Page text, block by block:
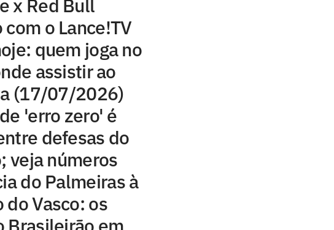
x Red Bull
o Lance!TV
quem joga no
assistir ao
(17/07/2026)
'erro zero' é
defesas do
veja números
do Palmeiras à
Vasco: os